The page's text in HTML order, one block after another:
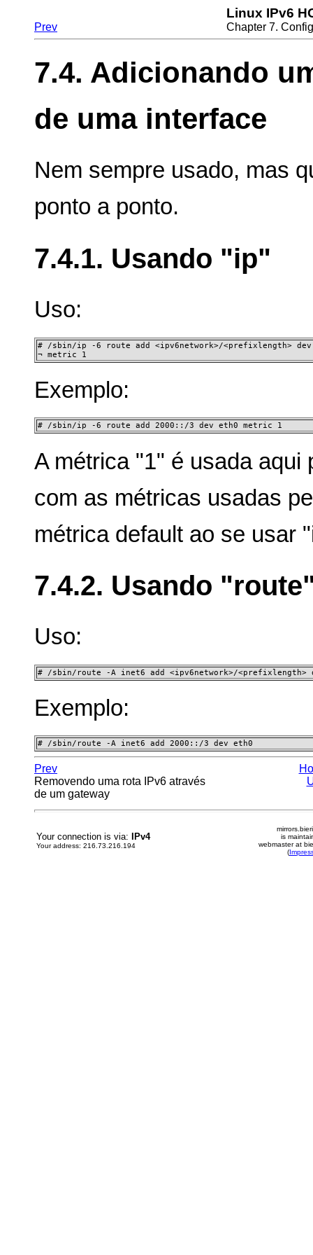
Linux IPv6
Prev Chapter 7.
7.4. Adicionando
de uma interface
Nem sempre usado, mas
ponto a ponto.
7.4.1. Usando "ip"
Uso:
# /sbin/ip -6 route add <ipv6network>/<prefixlength> dev
¬ metric 1
Exemplo:
# /sbin/ip -6 route add 2000::/3 dev eth0 metric 1
A métrica "1" é usada
com as métricas usadas
métrica default ao se usar
7.4.2. Usando
Uso:
# /sbin/route -A inet6 add <ipv6network>/<prefixlength>
Exemplo:
# /sbin/route -A inet6 add 2000::/3 dev eth0
Prev
Removendo uma rota IPv6 através
de um gateway
Your connection is via: IPv4
Your address: 216.73.216.194
is
webmaster at
(